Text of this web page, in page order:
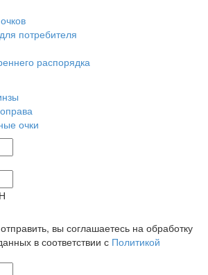
потребителя
распорядка
очки
вы соглашаетесь на обработку
в соответствии с Политикой